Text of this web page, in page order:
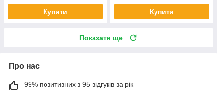
Купити Купити
Показати ще
Про нас
99% позитивних з 95 відгуків за рік